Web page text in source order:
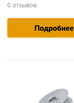
0 отзывов
Подробнее